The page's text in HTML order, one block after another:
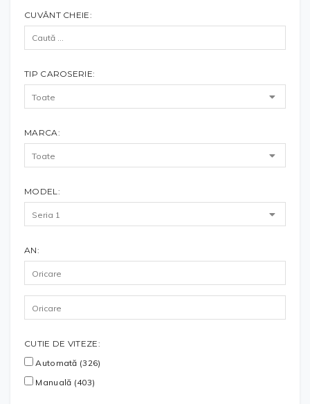
CUVÂNT CHEIE:
TIP CAROSERIE:
MARCA:
MODEL:
AN:
CUTIE DE VITEZE:
Automată (326)
Manuală (403)